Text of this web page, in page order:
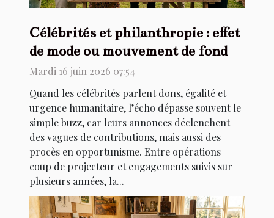
Célébrités et philanthropie : effet
de mode ou mouvement de fond
Mardi 16 juin 2026 07:54
Quand les célébrités parlent dons, égalité et
urgence humanitaire, l’écho dépasse souvent le
simple buzz, car leurs annonces déclenchent
des vagues de contributions, mais aussi des
procès en opportunisme. Entre opérations
coup de projecteur et engagements suivis sur
plusieurs années, la...